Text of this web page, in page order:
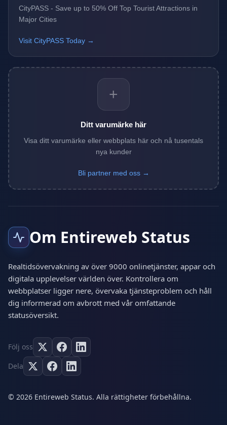
CityPASS - Save up to 50% Off Top Tourist Attractions in
Major Cities
Visit CityPASS Today →
+
Ditt varumärke här
Visa ditt varumärke eller webbplats här och nå tusentals
nya kunder
Bli partner med oss →
Om Entireweb Status
Realtidsövervakning av över 9000 onlinetjänster, appar och
digitala upplevelser världen över. Kontrollera om
webbplatser ligger nere, övervaka tjänsteproblem och håll
dig informerad om avbrott med vår omfattande
statusöversikt.
Följ oss
Dela
© 2026 Entireweb Status. Alla rättigheter förbehållna.